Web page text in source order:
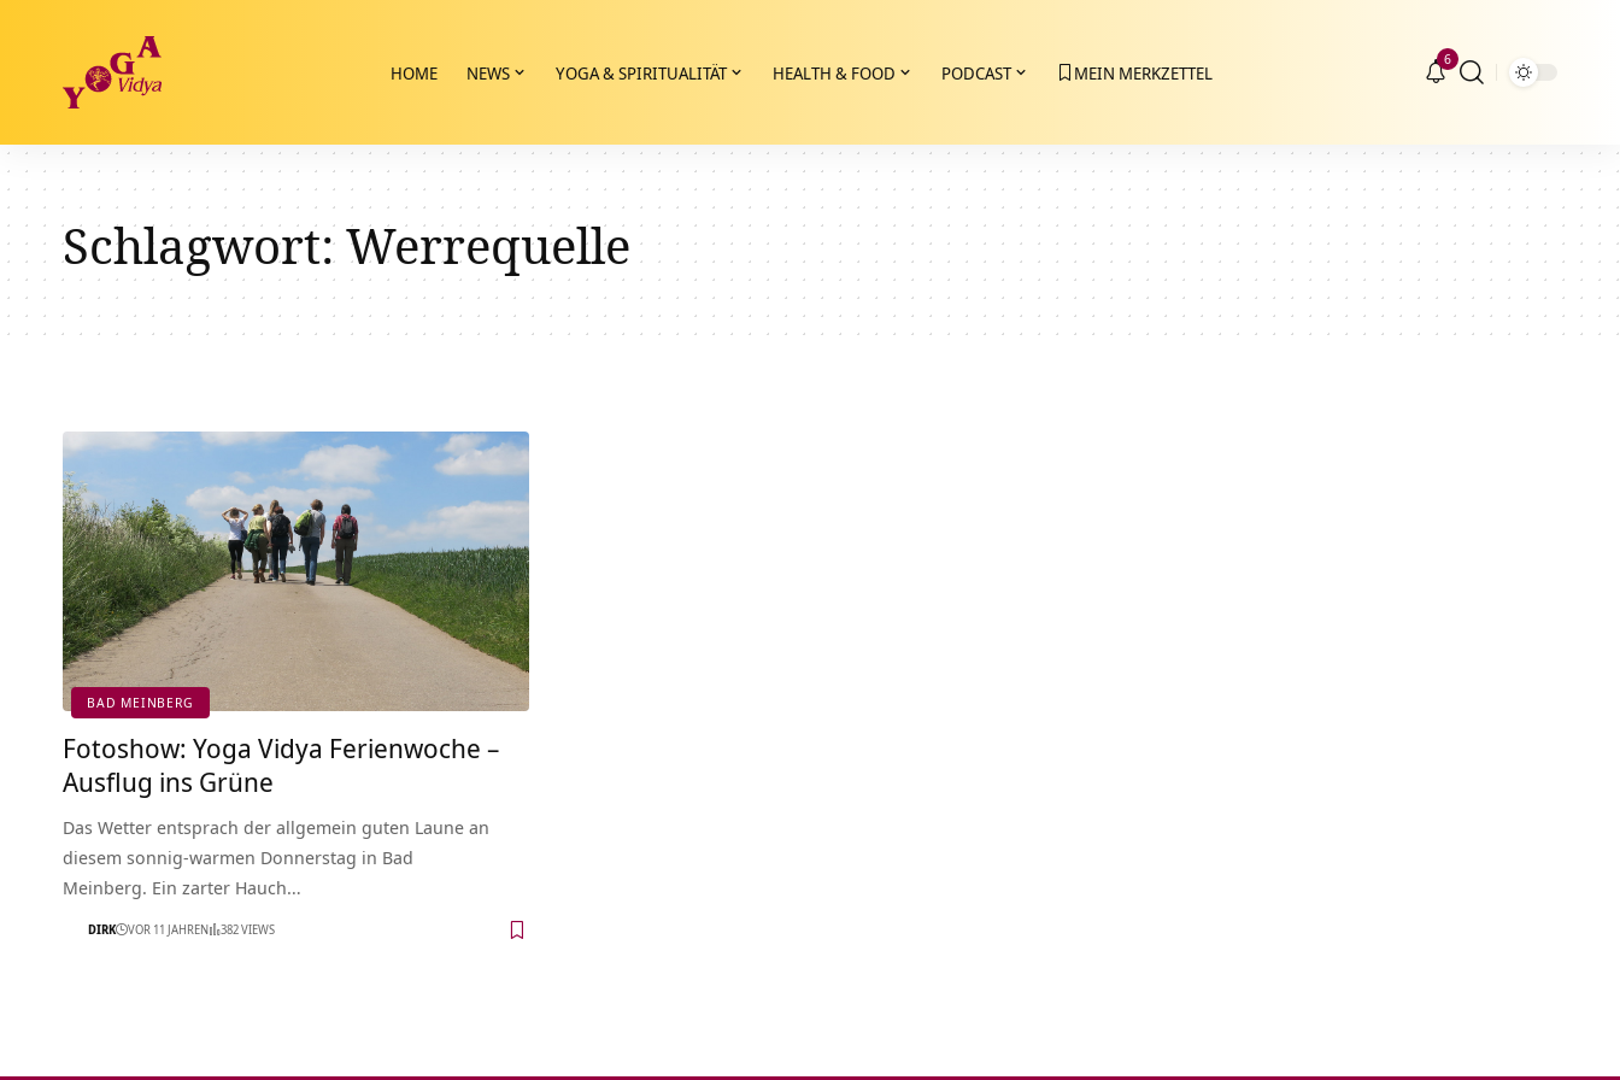
HOME NEWS YOGA & SPIRITUALITÄT HEALTH & FOOD PODCAST MEIN MERKZETTEL
6
Schlagwort:Werrequelle
BAD MEINBERG
Fotoshow: Yoga Vidya Ferienwoche –
Ausflug ins Grüne
Das Wetter entsprach der allgemein guten Laune an
diesem sonnig-warmen Donnerstag in Bad
Meinberg. Ein zarter Hauch…
DIRK VOR 11 JAHREN 382 VIEWS